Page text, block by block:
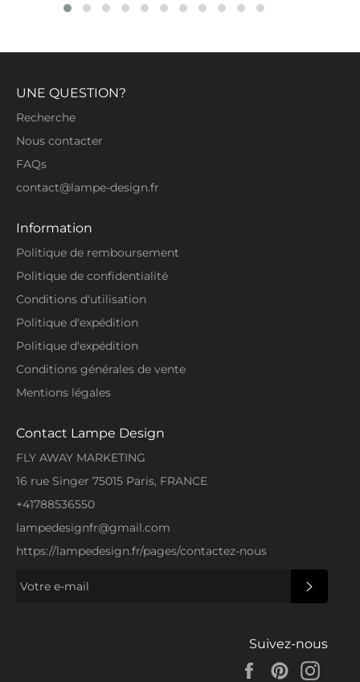
UNE QUESTION?
Recherche
Nous contacter
FAQs
contact@lampe-design.fr
Information
Politique de remboursement
Politique de confidentialité
Conditions d'utilisation
Politique d'expédition
Politique d'expédition
Conditions générales de vente
Mentions légales
Contact Lampe Design
FLY AWAY MARKETING
16 rue Singer 75015 Paris, FRANCE
+41788536550
lampedesignfr@gmail.com
https://lampedesign.fr/pages/contactez-nous
Suivez-nous
FacebookPinterest